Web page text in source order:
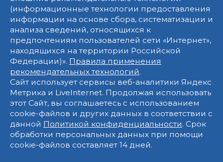
(информационные технологии предоставления
информации на основе сбора, систематизации и
анализа сведений, относящихся к
предпочтениям пользователей сети «Интернет»,
находящихся на территории Российской
Федерации)». Правила применения
рекомендательных технологий.
Сайт использует сервисы веб-аналитики Яндекс
Метрика и LiveInternet. Продолжая использовать
этот Сайт, вы соглашаетесь с использованием
cookie-файлов и других данных в соответствии с
данной Политикой конфиденциальности. Срок
обработки персональных данных при помощи
cookie-файлов составляет 14 дней.